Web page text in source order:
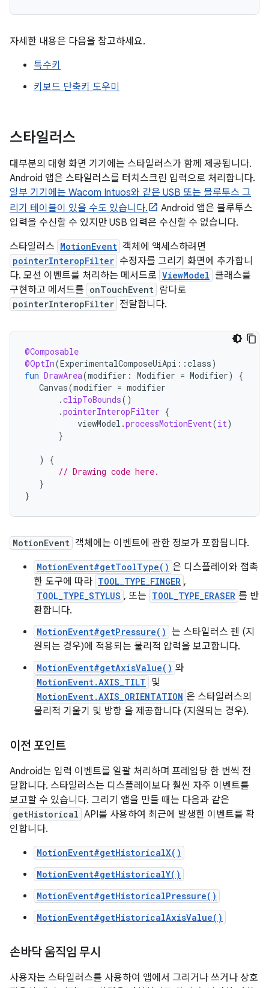
자세한 내용은 다음을 참고하세요.
특수키
키보드 단축키 도우미
스타일러스
대부분의 대형 화면 기기에는 스타일러스가 함께 제공됩니다.
Android 앱은 스타일러스를 터치스크린 입력으로 처리합니다.
일부 기기에는 Wacom Intuos와 같은 USB 또는 블루투스 그
리기 테이블이 있을 수도 있습니다.
Android 앱은 블루투스
입력을 수신할 수 있지만 USB 입력은 수신할 수 없습니다.
스타일러스 MotionEvent 객체에 액세스하려면
pointerInteropFilter 수정자를 그리기 화면에 추가합니
다. 모션 이벤트를 처리하는 메서드로 ViewModel 클래스를
구현하고 메서드를 onTouchEvent 람다로
pointerInteropFilter 전달합니다.
@Composable
@OptIn(ExperimentalComposeUiApi ::class)
fun DrawArea(modifier : Modifier = Modifier)
{
Canvas(modifier = modifier
.clipToBounds()
.pointerInteropFilter {
viewModel .processMotionEvent(it)
}
)
{
// Drawing code here.
}
}
MotionEvent 객체에는 이벤트에 관한 정보가 포함됩니다.
MotionEvent#getToolType() 은 디스플레이와 접촉
한 도구에 따라 TOOL_TYPE_FINGER ,
TOOL_TYPE_STYLUS , 또는 TOOL_TYPE_ERASER 를 반
환합니다.
MotionEvent#getPressure() 는 스타일러스 펜 (지
원되는 경우)에 적용되는 물리적 압력을 보고합니다.
MotionEvent#getAxisValue() 와
MotionEvent.AXIS_TILT 및
MotionEvent.AXIS_ORIENTATION 은 스타일러스의
물리적 기울기 및 방향 을 제공합니다 (지원되는 경우).
이전 포인트
Android는 입력 이벤트를 일괄 처리하며 프레임당 한 번씩 전
달합니다. 스타일러스는 디스플레이보다 훨씬 자주 이벤트를
보고할 수 있습니다. 그리기 앱을 만들 때는 다음과 같은
getHistorical API를 사용하여 최근에 발생한 이벤트를 확
인합니다.
MotionEvent#getHistoricalX()
MotionEvent#getHistoricalY()
MotionEvent#getHistoricalPressure()
MotionEvent#getHistoricalAxisValue()
손바닥 움직임 무시
사용자는 스타일러스를 사용하여 앱에서 그리거나 쓰거나 상호